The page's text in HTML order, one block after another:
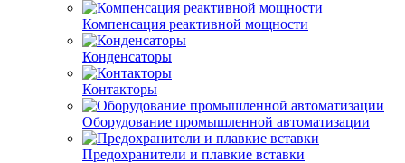
Компенсация реактивной мощности
Конденсаторы
Контакторы
Оборудование промышленной автоматизации
Предохранители и плавкие вставки